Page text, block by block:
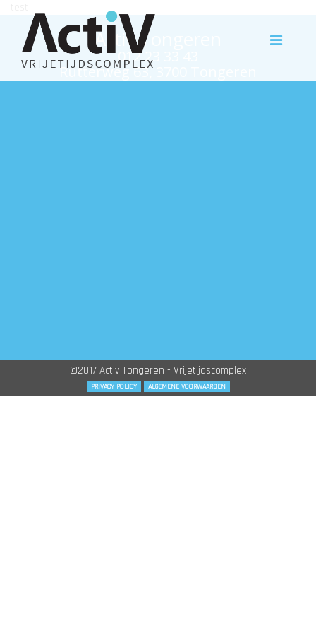
Activ Tongeren
012 23 33 43
Rutterweg 63, 3700 Tongeren
©2017 Activ Tongeren - Vrijetijdscomplex
PRIVACY POLICY ALGEMENE VOORWAARDEN